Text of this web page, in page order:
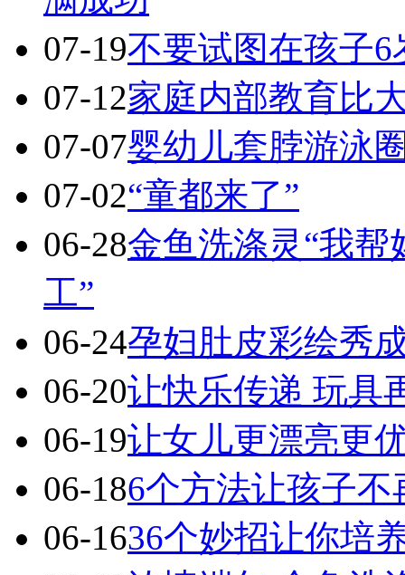
07-19不要试图在孩子
07-12家庭内部教育比
07-07婴幼儿套脖游泳
07-02“童都来了”
06-28金鱼洗涤灵“我帮
工”
06-24孕妇肚皮彩绘秀
06-20让快乐传递 玩具
06-19让女儿更漂亮更
06-186个方法让孩子
06-1636个妙招让你培